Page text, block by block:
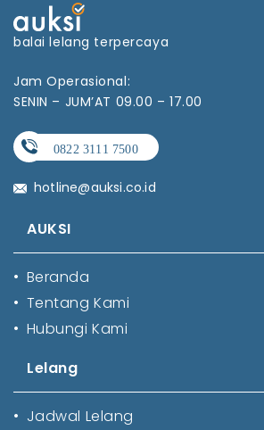
balai lelang terpercaya
Jam Operasional:
SENIN – JUM’AT 09.00 – 17.00
hotline@auksi.co.id
AUKSI
• Beranda
• Tentang Kami
• Hubungi Kami
Lelang
• Jadwal Lelang